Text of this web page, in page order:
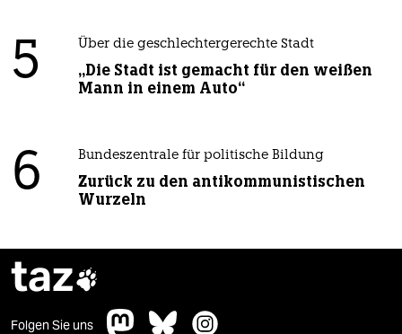
5 Über die geschlechtergerechte Stadt
„Die Stadt ist gemacht für den weißen
Mann in einem Auto“
6 Bundeszentrale für politische Bildung
Zurück zu den antikommunistischen
Wurzeln
taz
Folgen Sie uns